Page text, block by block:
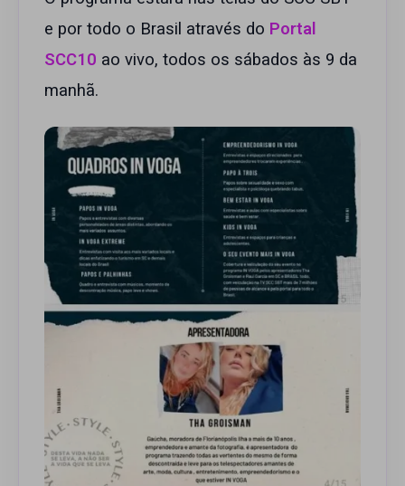
e por todo o Brasil através do Portal
SCC10 ao vivo, todos os sábados às 9 da
manhã.